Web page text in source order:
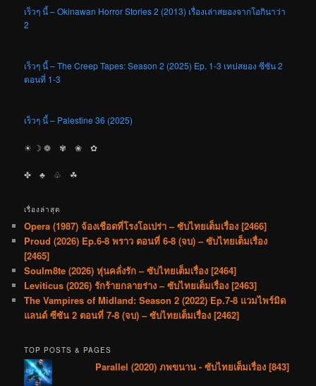
เร็วๆ นี้ – Okinawan Horror Stories 2 (2013) เรื่องเล่าสยองจากโอกินาว่า
2
เร็วๆ นี้ – The Creep Tapes: Season 2 (2025) Ep. 1-3 เทปสยอง ซีซัน 2
ตอนที่ 1-3
เร็วๆ นี้ – Palestine 36 (2025)
☀︎ ☽ ❁ ✾ ❀ ✿
✤ ♣︎ ♧ ☘︎
เรื่องล่าสุด
Opera (1987) จ้องเชือดที่โรงโอเปร่า – ซับไทยเต็มเรื่อง [2466]
Proud (2026) Ep.6-8 พราว ตอนที่ 6-8 (จบ) – ซับไทยเต็มเรื่อง
[2465]
Soulm8te (2026) หุ่นคลั่งรัก – ซับไทยเต็มเรื่อง [2464]
Leviticus (2026) รักร้ายกลายร่าง – ซับไทยเต็มเรื่อง [2463]
The Vampires of Midland: Season 2 (2022) Ep.7-8 แวมไพร์มิด
แลนด์ ซีซัน 2 ตอนที่ 7-8 (จบ) – ซับไทยเต็มเรื่อง [2462]
TOP POSTS & PAGES
Parallel (2020) ภพขนาน - ซับไทยเต็มเรื่อง [843]